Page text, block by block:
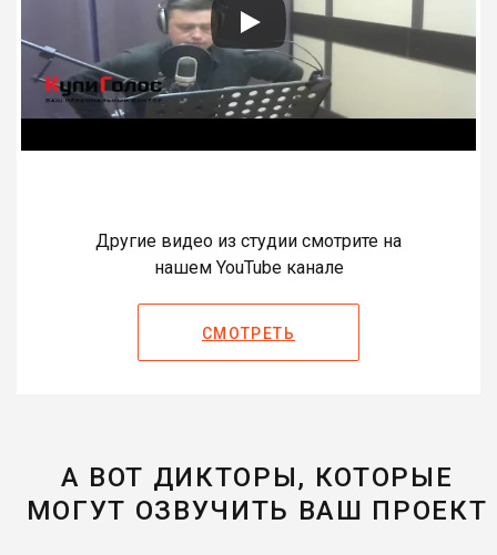
Другие видео из студии смотрите на
нашем YouTube канале
СМОТРЕТЬ
А ВОТ ДИКТОРЫ, КОТОРЫЕ
МОГУТ ОЗВУЧИТЬ ВАШ ПРОЕКТ